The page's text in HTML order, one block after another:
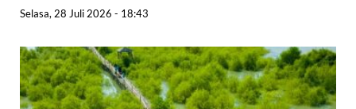
Selasa, 28 Juli 2026 - 18:43